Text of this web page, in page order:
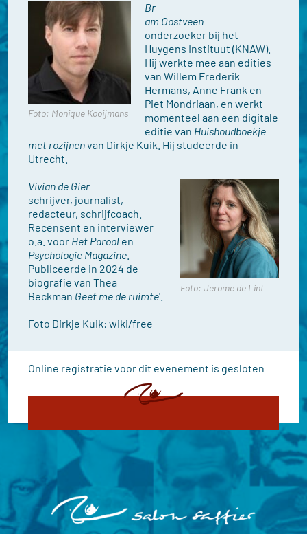
Foto: Monique Kooijmans
Br
am Oostveen
onderzoeker bij het
Huygens Instituut (KNAW).
Hij werkte mee aan edities
van Willem Frederik
Hermans, Anne Frank en
Piet Mondriaan, en werkt
momenteel aan een digitale
editie van Huishoudboekje
met rozijnenvan Dirkje Kuik. Hij studeerde in
Utrecht.
Foto: Jerome de Lint
Vivian de Gier
schrijver, journalist,
redacteur, schrijfcoach.
Recensent en interviewer
o.a. voor Het Parool en
Psychologie Magazine
Publiceerde in 2024 de
biografie van Thea
Beckman Geef me de ruimte'.
Foto Dirkje Kuik: wiki/free
Online registratie voor dit evenement is gesloten